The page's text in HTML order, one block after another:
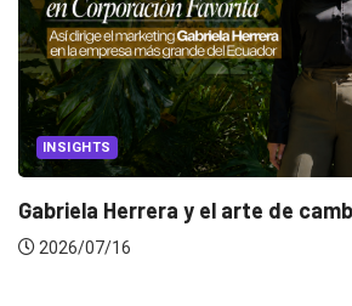
INSIGHTS
Gabriela Herrera y el arte de
2026/07/16